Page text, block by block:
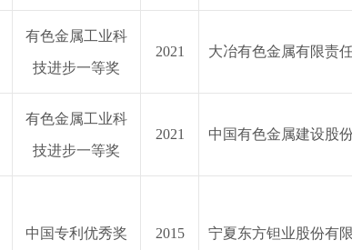
有色金属工业科
技进步一等奖
2021 大冶有色金属有限责
有色金属工业科
技进步一等奖
2021 中国有色金属建设股
中国专利 优秀奖 2015 宁夏东方钽业股份有